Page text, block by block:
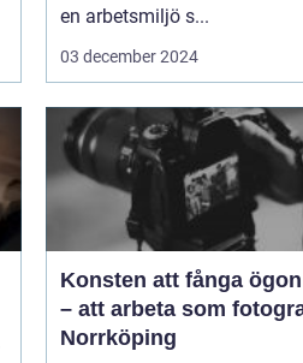
en arbetsmiljö s...
03 december 2024
Konsten att fånga
– att arbeta som
Norrköping